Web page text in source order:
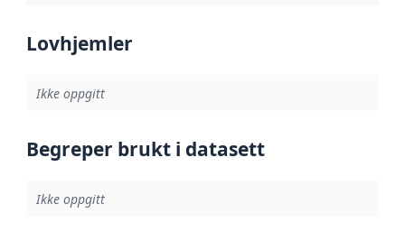
Lovhjemler
Ikke oppgitt
Begreper brukt i datasett
Ikke oppgitt